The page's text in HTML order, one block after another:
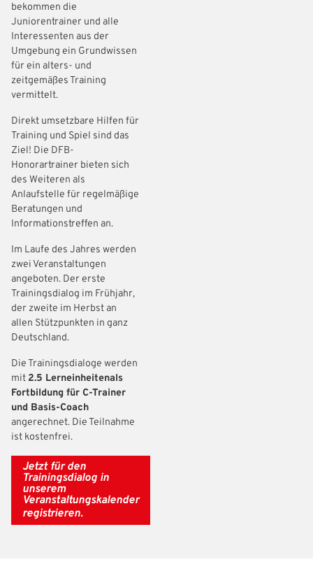
bekommen die
Juniorentrainer und alle
Interessenten aus der
Umgebung ein Grundwissen
für ein alters- und
zeitgemäßes Training
vermittelt.
Direkt umsetzbare Hilfen für
Training und Spiel sind das
Ziel! Die DFB-
Honorartrainer bieten sich
des Weiteren als
Anlaufstelle für regelmäßige
Beratungen und
Informationstreffen an.
Im Laufe des Jahres werden
zwei Veranstaltungen
angeboten. Der erste
Trainingsdialog im Frühjahr,
der zweite im Herbst an
allen Stützpunkten in ganz
Deutschland.
Die Trainingsdialoge werden
mit 2.5 Lerneinheitenals
Fortbildung für C-Trainer
und Basis-Coach
angerechnet. Die Teilnahme
ist kostenfrei.
Jetzt für den
Trainingsdialog in
unserem
Veranstaltungskalender
registrieren.
IHR LOGIN
Benutzeranmeldung